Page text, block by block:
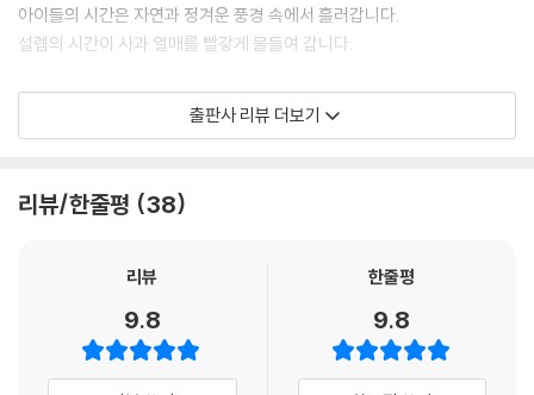
햇님처럼 빨갛고
보석처럼 빛나는
기다리고
아이들의 시간은 자연과 정겨운 풍경 속에서 흘러갑니다.
설렘의 시간이 사과 열매를 빨갛게 물들여 갑니다.
지구는 풀, 꽃, 나무의 이야기를 들으며 느리게 걷는 아이,
지호는 빠른 바람을 좋아해 달리는 아이입니다.
하지만, 빨간 사과를 기다리는 지구, 지호 마음은 다르지 않습니다.
찬찬히, 그리고 맑게 빛나는 얼굴로
앗! 빨간 사과다!
출판사 리뷰 더보기
리뷰/한줄평 38
리뷰
9.8
한줄평
9.8